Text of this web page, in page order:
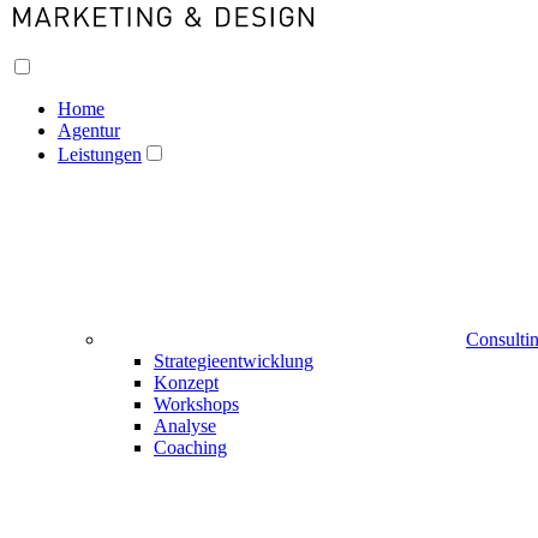
Home
Agentur
Leistungen
Strategieentwicklung
Konzept
Workshops
Analyse
Coaching